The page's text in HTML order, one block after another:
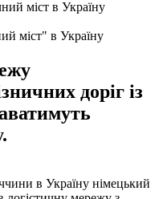
міст" в Україну
доріг із
в Україну німецький